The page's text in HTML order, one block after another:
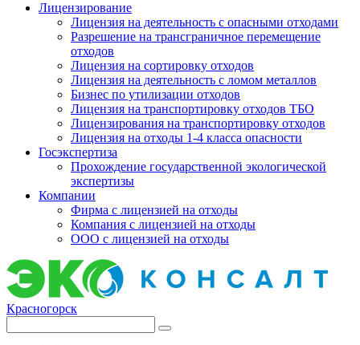
Лицензирование
Лицензия на деятельность с опасными отходами
Разрешение на трансграничное перемещение
отходов
Лицензия на сортировку отходов
Лицензия на деятельность с ломом металлов
Бизнес по утилизации отходов
Лицензия на транспортировку отходов ТБО
Лицензирования на транспортировку отходов
Лицензия на отходы 1-4 класса опасности
Госэкспертиза
Прохождение государственной экологической
экспертизы
Компании
Фирма с лицензией на отходы
Компания с лицензией на отходы
ООО с лицензией на отходы
Красногорск